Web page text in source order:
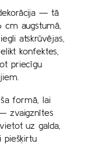
— tā
cm augstumā,
atskrūvējas,
konfektes,
priecīgu
formā, lai
zvaigznītes
uz galda,
piešķirtu